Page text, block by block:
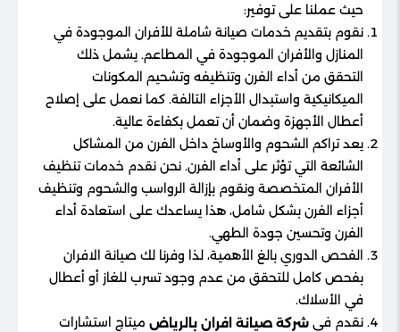
حيث عملنا على توفير:
نقوم بتقديم خدمات صيانة شاملة للأفران الموجودة في
المنازل والأفران الموجودة في المطاعم. يشمل ذلك
التحقق من أداء الفرن وتنظيفه وتشحيم المكونات
الميكانيكية واستبدال الأجزاء التالفة. كما نعمل على إصلاح
أعطال الأجهزة وضمان أن تعمل بكفاءة عالية.
يعد تراكم الشحوم والأوساخ داخل الفرن من المشاكل
الشائعة التي تؤثر على أداء الفرن. نحن نقدم خدمات تنظيف
الأفران المتخصصة ونقوم بإزالة الرواسب والشحوم وتنظيف
أجزاء الفرن بشكل شامل، هذا يساعدك على استعادة أداء
الفرن وتحسين جودة الطهي.
الفحص الدوري بالغ الأهمية، لذا وفرنا لك صيانة الافران​
بفحص كامل للتحقق من عدم وجود تسرب للغاز أو أعطال
في الأسلاك.
نقدم في شركة صيانة افران بالرياض ميتاج استشارات